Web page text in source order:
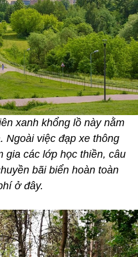
xanh khổng lồ này nằm
Ngoài việc đạp xe thông
gia các lớp học thiền, câu
bãi biển hoàn toàn
ở đây.